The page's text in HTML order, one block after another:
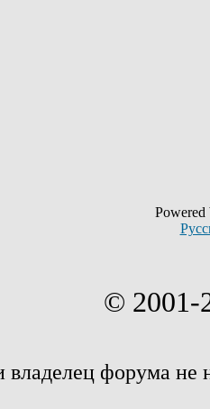
© 2001-
форума не